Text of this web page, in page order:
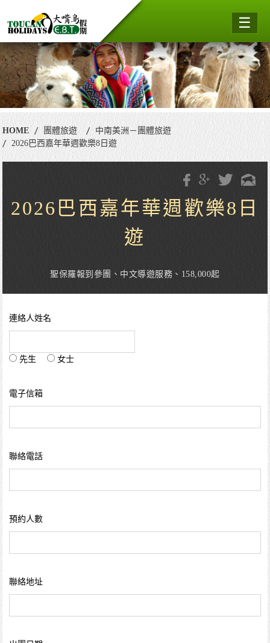
☰
HOME 團體旅遊
中南美洲－團體旅遊
2026巴西嘉年華週歡樂8日遊
2026巴西嘉年華週歡樂8日
遊
聖保羅報到參團、中文導遊服務、158,000起
連絡人姓名
先生 女士
電子信箱
聯絡電話
預約人數
聯絡地址